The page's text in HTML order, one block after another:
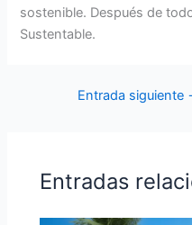
sostenible. Después de
Sustentable.
Entrada siguiente
Entradas